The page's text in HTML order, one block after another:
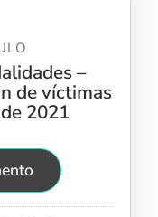
–
de víctimas
2021